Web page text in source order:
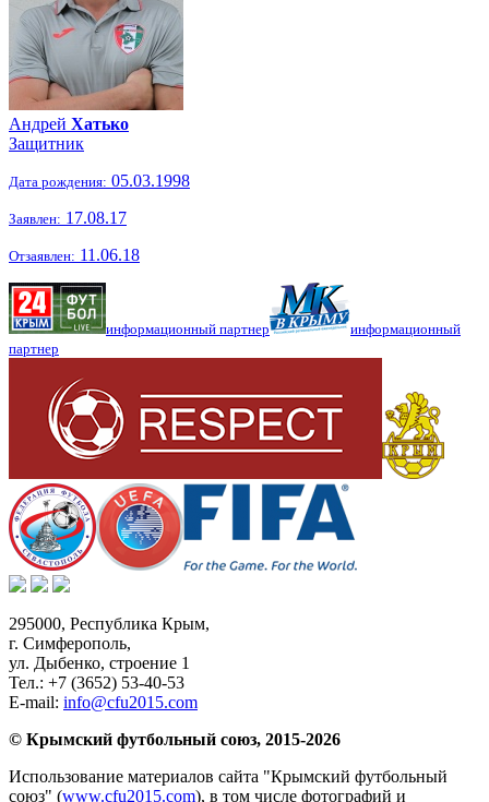
Андрей Хатько
Защитник
Дата рождения: 05.03.1998
Заявлен: 17.08.17
Отзаявлен: 11.06.18
информационный партнер
информационный
партнер
295000, Республика Крым,
г. Симферополь,
ул. Дыбенко, строение 1
Тел.: +7 (3652) 53-40-53
E-mail: info@cfu2015.com
© Крымский футбольный союз, 2015-2026
Использование материалов сайта "Крымский футбольный
союз" (www.cfu2015.com), в том числе фотографий и